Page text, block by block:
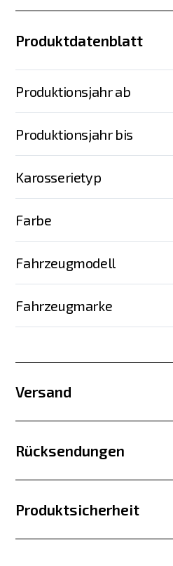
Produktdatenblatt
Produktionsjahr ab
Produktionsjahr bis
Karosserietyp
Farbe
Fahrzeugmodell
Fahrzeugmarke
Versand
Rücksendungen
Produktsicherheit